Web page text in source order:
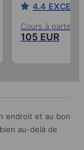
4.4
Cours à partir
105 EUR
endroit et au bon
au-delà de